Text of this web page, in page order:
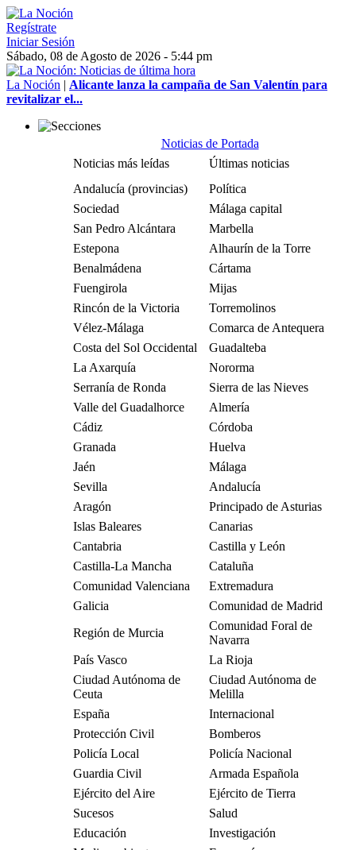
Regístrate
Iniciar Sesión
Sábado, 08 de Agosto de 2026 - 5:44 pm
La Noción | Alicante lanza la campaña de San Valentín para
revitalizar el...
Noticias de Portada
Noticias más leídas
Últimas noticias
Andalucía (provincias)
Política
Sociedad
Málaga capital
San Pedro Alcántara
Marbella
Estepona
Alhaurín de la Torre
Benalmádena
Cártama
Fuengirola
Mijas
Rincón de la Victoria
Torremolinos
Vélez-Málaga
Comarca de Antequera
Costa del Sol Occidental
Guadalteba
La Axarquía
Nororma
Serranía de Ronda
Sierra de las Nieves
Valle del Guadalhorce
Almería
Cádiz
Córdoba
Granada
Huelva
Jaén
Málaga
Sevilla
Andalucía
Aragón
Principado de Asturias
Islas Baleares
Canarias
Cantabria
Castilla y León
Castilla-La Mancha
Cataluña
Comunidad Valenciana
Extremadura
Galicia
Comunidad de Madrid
Región de Murcia
Comunidad Foral de
Navarra
País Vasco
La Rioja
Ciudad Autónoma de
Ceuta
Ciudad Autónoma de
Melilla
España
Internacional
Protección Civil
Bomberos
Policía Local
Policía Nacional
Guardia Civil
Armada Española
Ejército del Aire
Ejército de Tierra
Sucesos
Salud
Educación
Investigación